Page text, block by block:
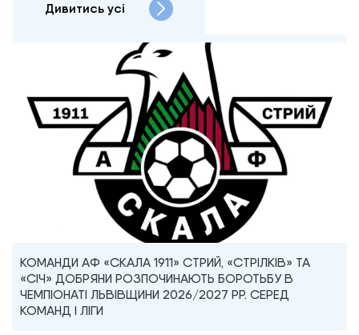
Дивитись усі
КОМАНДИ АФ «СКАЛА 1911» СТРИЙ, «СТРІЛКІВ» ТА
«СІЧ» ДОБРЯНИ РОЗПОЧИНАЮТЬ БОРОТЬБУ В
ЧЕМПІОНАТІ ЛЬВІВЩИНИ 2026/2027 РР. СЕРЕД
КОМАНД I ЛІГИ